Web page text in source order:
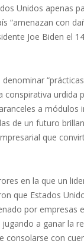
Unidos apenas
“amenazan con
Joe Biden el
urdida
a
de un futuro
que
en la que un
que Estados
por empresas
a ganar la
consolarse con